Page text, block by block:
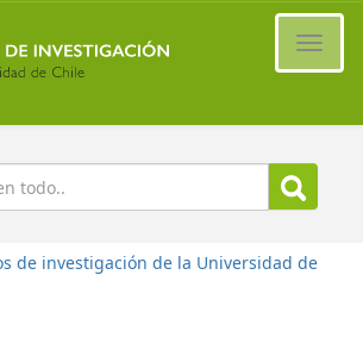
de investigación de la Universidad de